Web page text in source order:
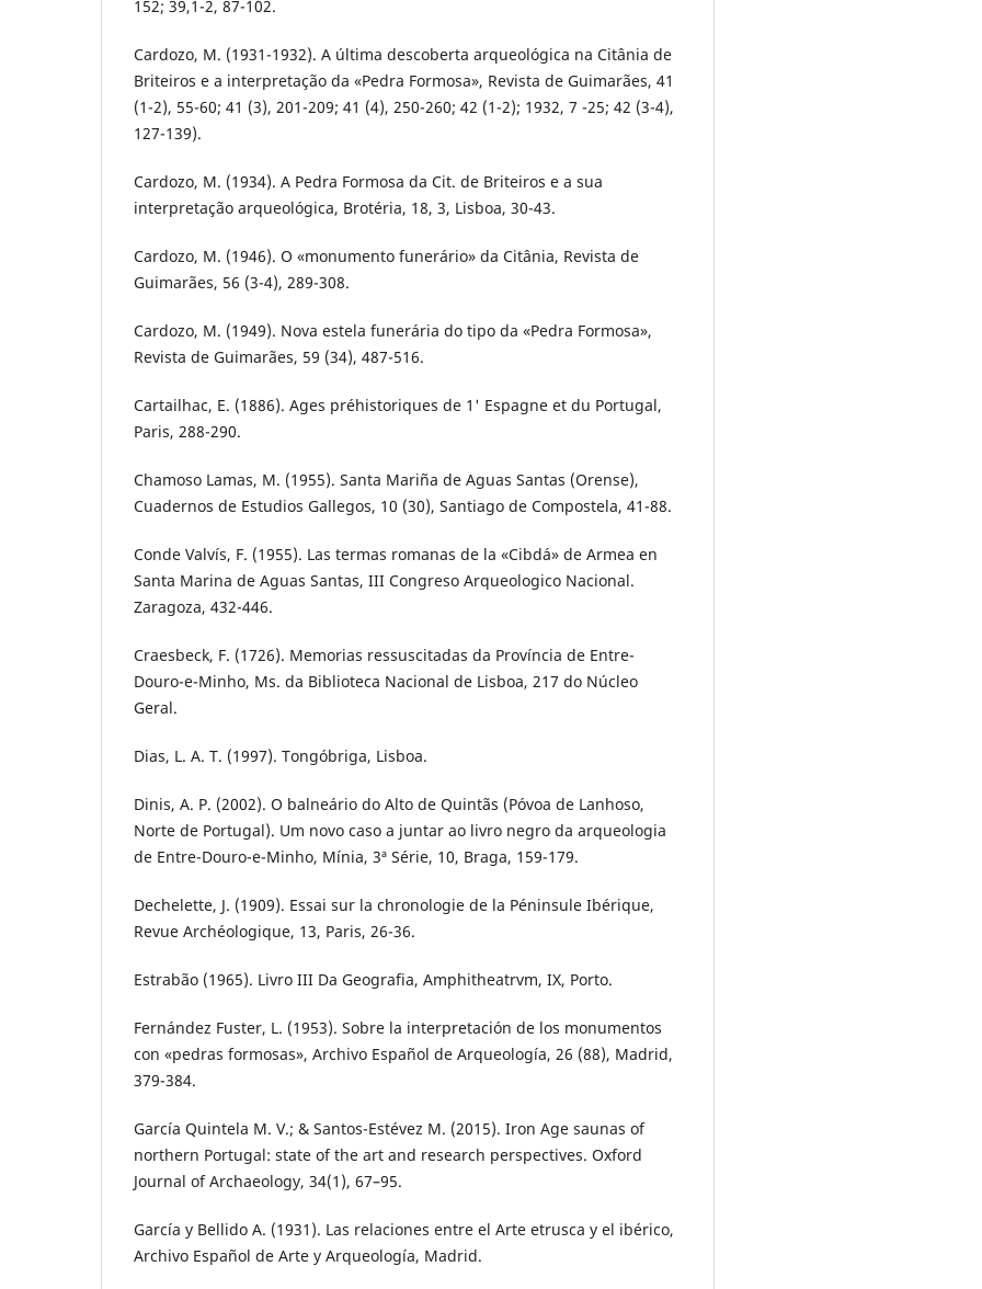
152; 39,1-2, 87-102.
Cardozo, M. (1931-1932). A última descoberta arqueológica na Citânia de
Briteiros e a interpretação da «Pedra Formosa», Revista de Guimarães, 41
(1-2), 55-60; 41 (3), 201-209; 41 (4), 250-260; 42 (1-2); 1932, 7 -25; 42 (3-4),
127-139).
Cardozo, M. (1934). A Pedra Formosa da Cit. de Briteiros e a sua
interpretação arqueológica, Brotéria, 18, 3, Lisboa, 30-43.
Cardozo, M. (1946). O «monumento funerário» da Citânia, Revista de
Guimarães, 56 (3-4), 289-308.
Cardozo, M. (1949). Nova estela funerária do tipo da «Pedra Formosa»,
Revista de Guimarães, 59 (34), 487-516.
Cartailhac, E. (1886). Ages préhistoriques de 1' Espagne et du Portugal,
Paris, 288-290.
Chamoso Lamas, M. (1955). Santa Mariña de Aguas Santas (Orense),
Cuadernos de Estudios Gallegos, 10 (30), Santiago de Compostela, 41-88.
Conde Valvís, F. (1955). Las termas romanas de la «Cibdá» de Armea en
Santa Marina de Aguas Santas, III Congreso Arqueologico Nacional.
Zaragoza, 432-446.
Craesbeck, F. (1726). Memorias ressuscitadas da Província de Entre-
Douro-e-Minho, Ms. da Biblioteca Nacional de Lisboa, 217 do Núcleo
Geral.
Dias, L. A. T. (1997). Tongóbriga, Lisboa.
Dinis, A. P. (2002). O balneário do Alto de Quintãs (Póvoa de Lanhoso,
Norte de Portugal). Um novo caso a juntar ao livro negro da arqueologia
de Entre-Douro-e-Minho, Mínia, 3ª Série, 10, Braga, 159-179.
Dechelette, J. (1909). Essai sur la chronologie de la Péninsule Ibérique,
Revue Archéologique, 13, Paris, 26-36.
Estrabão (1965). Livro III Da Geografia, Amphitheatrvm, IX, Porto.
Fernández Fuster, L. (1953). Sobre la interpretación de los monumentos
con «pedras formosas», Archivo Español de Arqueología, 26 (88), Madrid,
379-384.
García Quintela M. V.; & Santos-Estévez M. (2015). Iron Age saunas of
northern Portugal: state of the art and research perspectives. Oxford
Journal of Archaeology, 34(1), 67–95.
García y Bellido A. (1931). Las relaciones entre el Arte etrusca y el ibérico,
Archivo Español de Arte y Arqueología, Madrid.